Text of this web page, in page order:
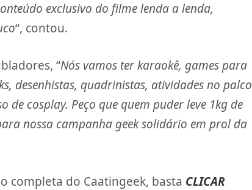
exclusivo do filme lenda a lenda,
“, contou.
“Nós vamos ter karaokê, games para
desenhistas, quadrinistas, atividades no palco
cosplay. Peço que quem puder leve 1kg de
nossa campanha geek solidário em prol da
completa do Caatingeek, basta CLICAR